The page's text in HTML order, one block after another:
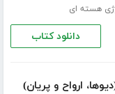
هسته ای
دانلود کتاب
ارواح و پریان)